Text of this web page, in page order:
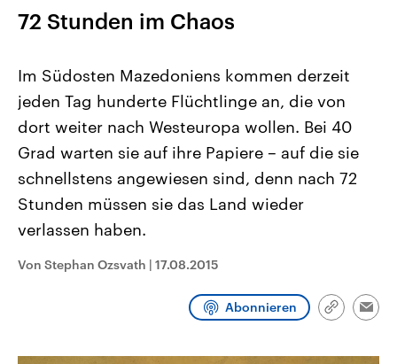
Landtagswahl Sachsen-Anhalt
2026
Alle Informationen
Sachsen-Anhalt wählt am 6.
September 2026 einen neuen
Bundesland von einer Koalition aus
Umfragen, Prognosen,
Wahlprogramme, aktuelle Berichte
und Kandidaten der anstehenden
USA
Aktuelle Beiträge,
Hintergründe
Wirtschaftlich und
gehören die Vereinigten
72 Stunden im Chaos
Im Südosten Mazedoniens kommen derzeit
jeden Tag hunderte Flüchtlinge an, die von
dort weiter nach Westeuropa wollen. Bei 40
Grad warten sie auf ihre Papiere – auf die sie
schnellstens angewiesen sind, denn nach 72
Stunden müssen sie das Land wieder
verlassen haben.
Von Stephan Ozsvath | 17.08.2015
Abonnieren
Link